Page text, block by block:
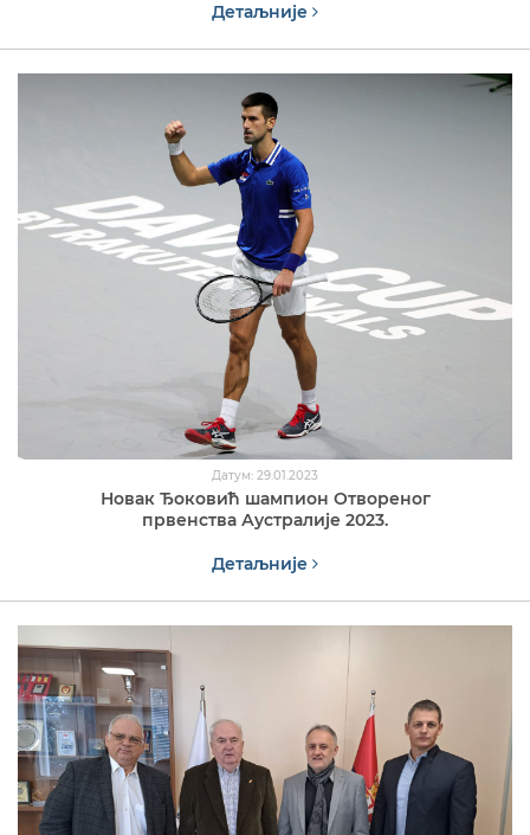
Детаљније
Датум: 29.01.2023
Новак Ђоковић шампион Отвореног
првенства Аустралије 2023.
Детаљније